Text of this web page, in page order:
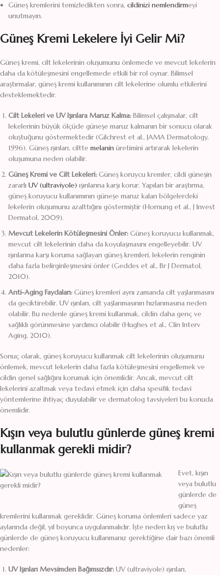
Güneş kremlerini temizledikten sonra, cildinizi nemlendirmeyi
unutmayın.
Güneş Kremi Lekelere İyi Gelir Mi?
Güneş kremi, cilt lekelerinin oluşumunu önlemede ve mevcut lekelerin
daha da kötüleşmesini engellemede etkili bir rol oynar. Bilimsel
araştırmalar, güneş kremi kullanımının cilt lekelerine olumlu etkilerini
desteklemektedir.
Cilt Lekeleri ve UV Işınlara Maruz Kalma: Bilimsel çalışmalar, cilt
lekelerinin büyük ölçüde güneşe maruz kalmanın bir sonucu olarak
oluştuğunu göstermektedir (Gilchrest et al., JAMA Dermatology,
1996). Güneş ışınları, ciltte melanin üretimini artırarak lekelerin
oluşumuna neden olabilir.
Güneş Kremi ve Cilt Lekeleri: Güneş koruycu kremler, cildi güneşin
zararlı UV (ultraviyole) ışınlarına karşı korur. Yapılan bir araştırma,
güneş koruyucu kullanımının güneşe maruz kalan bölgelerdeki
lekelerin oluşumunu azalttığını göstermiştir (Hornung et al., J Invest
Dermatol, 2009).
Mevcut Lekelerin Kötüleşmesini Önler: Güneş koruyucu kullanmak,
mevcut cilt lekelerinin daha da koyulaşmasını engelleyebilir. UV
ışınlarına karşı koruma sağlayan güneş kremleri, lekelerin renginin
daha fazla belirginleşmesini önler (Geddes et al., Br J Dermatol,
2010).
Anti-Aging Faydaları: Güneş kremleri aynı zamanda cilt yaşlanmasını
da geciktirebilir. UV ışınları, cilt yaşlanmasının hızlanmasına neden
olabilir. Bu nedenle güneş kremi kullanmak, cildin daha genç ve
sağlıklı görünmesine yardımcı olabilir (Hughes et al., Clin Interv
Aging, 2010).
Sonuç olarak, güneş koruyucu kullanmak cilt lekelerinin oluşumunu
önlemek, mevcut lekelerin daha fazla kötüleşmesini engellemek ve
cildin genel sağlığını korumak için önemlidir. Ancak, mevcut cilt
lekelerini azaltmak veya tedavi etmek için daha spesifik tedavi
yöntemlerine ihtiyaç duyulabilir ve dermatolog tavsiyeleri bu konuda
önemlidir.
Kışın veya bulutlu günlerde güneş kremi
kullanmak gerekli midir?
Evet, kışın
veya bulutlu
günlerde de
güneş
kremlerini kullanmak gereklidir. Güneş koruma önlemleri sadece yaz
aylarında değil, yıl boyunca uygulanmalıdır. İşte neden kış ve bulutlu
günlerde de güneş koruyucu kullanmanız gerektiğine dair bazı önemli
nedenler:
UV Işınları Mevsimden Bağımsızdır: UV (ultraviyole) ışınları,